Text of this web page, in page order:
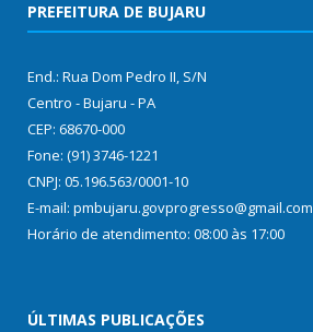
PREFEITURA DE BUJARU
End.: Rua Dom Pedro II, S/N
Centro - Bujaru - PA
CEP: 68670-000
Fone: (91) 3746-1221
CNPJ: 05.196.563/0001-10
E-mail: pmbujaru.govprogresso@gmail.com
Horário de atendimento: 08:00 às 17:00
ÚLTIMAS PUBLICAÇÕES